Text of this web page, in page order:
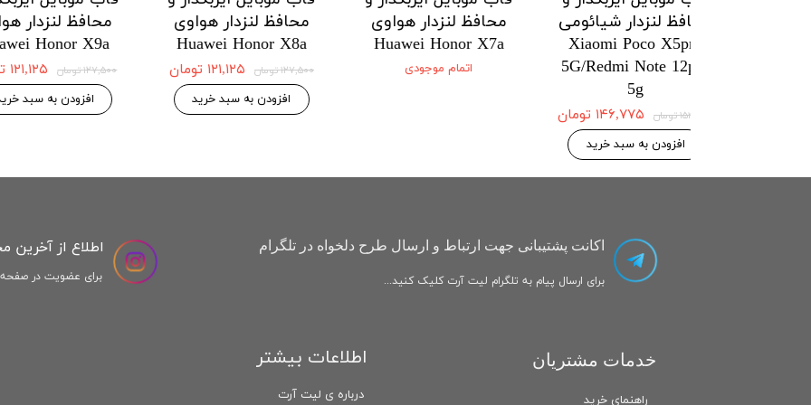
محافظ
X9a
۱۲۷,۵۰۰ تومان
افزودن به
محافظ لنزدار هواوی
Huawei Honor X8a
۱۲۷,۵۰۰ تومان ۱۲۱,۱۲۵ تومان
افزودن به سبد خرید
محافظ لنزدار هواوی
Huawei Honor X7a
اتمام موجودی
محافظ لنزدار شیائومی
Xiaomi Poco X5pro
5G/Redmi Note 12pro
۱۵۴,۵۰۰ تومان ۱۴۶,۷۷۵ تومان
افزودن به سبد خرید
راهنمای خرید
خدمات مشتریان
اکانت پشتیبانی جهت ارتباط و ارسال طرح دلخواه در تلگرام
برای ارسال پیام به تلگرام لیت آرت کلیک کنید...
اطلاعات بیشتر
درباره ی لیت آرت
اطلاع از
برای عضویت در صفحه